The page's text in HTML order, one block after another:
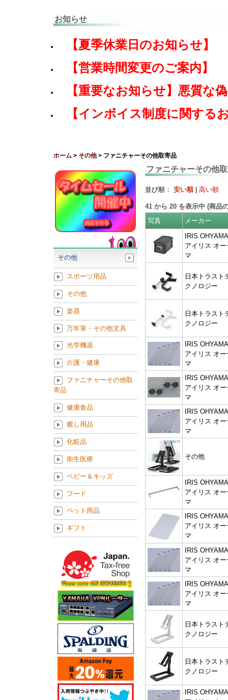
お知らせ
【夏季休業日のお知らせ】
【営業時間変更のご案内】
【重要なお知らせ】悪質な
【インボイス制度に関する
ホーム > その他> ファニチャーその他取寄品
ファニチャーその他
並び順： 安い順| 高い順
41 から 20 を表示中 (商品
写真
メーカー
IRIS
アイリス オー
マ
日本トラスト
クノロジー
日本トラスト
クノロジー
IRIS
アイリス オー
マ
IRIS
アイリス オー
マ
IRIS
アイリス オー
マ
その他
IRIS
アイリス オー
マ
IRIS
アイリス オー
マ
IRIS
アイリス オー
マ
IRIS
アイリス オー
マ
日本トラスト
クノロジー
日本トラスト
クノロジー
IRIS
その他
スポーツ用品
その他
楽器
万年筆・その他文具
光学機器
介護・健康
ファニチャーその他取
寄品
健康食品
癒し用品
化粧品
衛生医療
ベビー＆キッズ
フード
ペット用品
ギフト